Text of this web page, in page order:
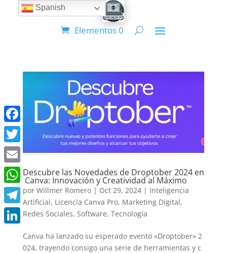
Elementos 0
Descubre las Novedades de Droptober 2024 en
Canva: Innovación y Creatividad al Máximo
por Willmer Romero| Oct 29, 2024| Inteligencia
Artificial, Licencia Canva Pro, Marketing Digital,
Redes Sociales, Software, Tecnología
Canva ha lanzado su esperado evento «Droptober» 2
024, trayendo consigo una serie de herramientas y c
Facebook
Twitter
Email
WhatsApp
Telegram
LinkedIn
Spanish